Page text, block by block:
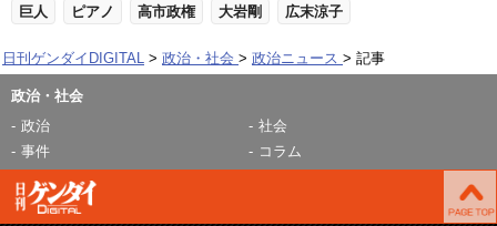
巨人 ピアノ 高市政権 大岩剛 広末涼子
日刊ゲンダイDIGITAL 政治・社会 政治ニュース 記事
政治・社会
政治
社会
事件
コラム